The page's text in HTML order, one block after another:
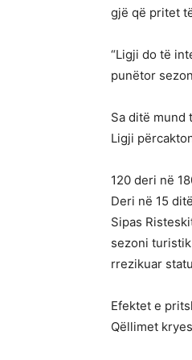
gjë që pritet
“Ligji do të
punëtor
Sa ditë mund
Ligji
120 deri në
Deri në 15
Sipas
sezoni
rrezikuar
Efektet e
Qëllimet